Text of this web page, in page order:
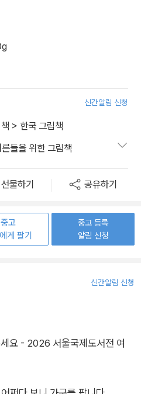
신간알림 신청
> 한국 그림책
른들을 위한 그림책
선물하기 공유하기
중고
게 팔기
중고 등록
알림 신청
신간알림 신청
요 - 2026 서울국제도서전 여